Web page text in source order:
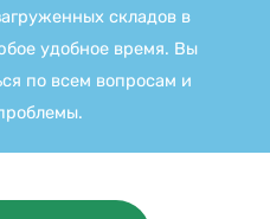
складов в
удобное время. Вы
по всем вопросам и